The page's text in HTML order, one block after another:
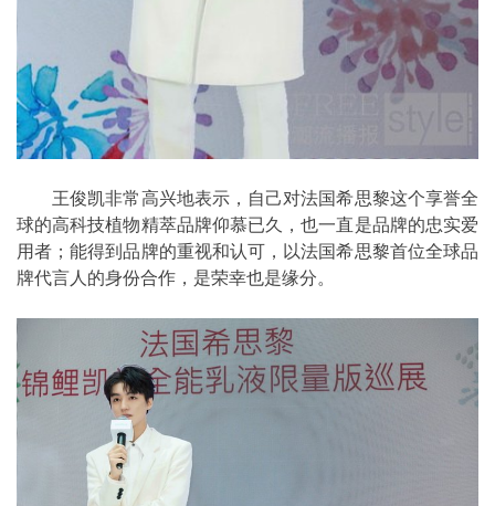
王俊凯非常高兴地表示，自己对法国希思黎这个享誉全
球的高科技植物精萃品牌仰慕已久，也一直是品牌的忠实爱
用者；能得到品牌的重视和认可，以法国希思黎首位全球品
牌代言人的身份合作，是荣幸也是缘分。